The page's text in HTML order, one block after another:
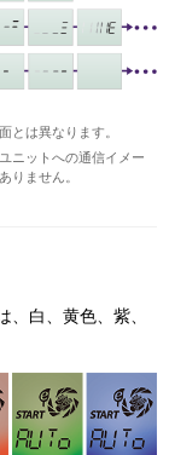
とは異なります。
ニットへの通信イメー
りません。
白、黄色、紫、